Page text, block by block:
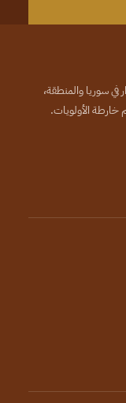
سوريا والمنطقة،
خارطة الأولويات.